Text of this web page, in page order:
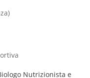
Nutrizionista e